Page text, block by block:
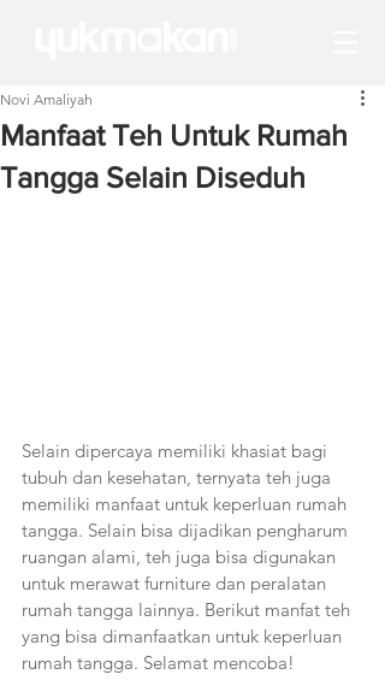
Manfaat Teh Untuk Rumah
Tangga Selain Diseduh
Novi Amaliyah
Selain dipercaya memiliki khasiat bagi
tubuh dan kesehatan, ternyata teh juga
memiliki manfaat untuk keperluan rumah
tangga. Selain bisa dijadikan pengharum
ruangan alami, teh juga bisa digunakan
untuk merawat furniture dan peralatan
rumah tangga lainnya. Berikut manfat teh
yang bisa dimanfaatkan untuk keperluan
rumah tangga. Selamat mencoba!